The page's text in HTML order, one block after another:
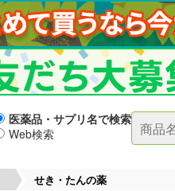
医薬品・サプリ名で検索
Web検索
せき・たんの薬